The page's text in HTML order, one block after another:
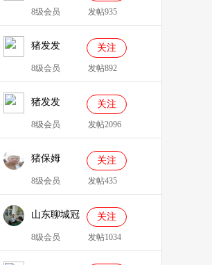
8级会员 发帖935
猪发发
638829
关注
8级会员 发帖892
猪发发 关注
8级会员 发帖2096
猪保姆
909233
关注
8级会员 发帖435
山东聊城冠
县、莘县综
合服务站：
关注
8级会员 发帖1034